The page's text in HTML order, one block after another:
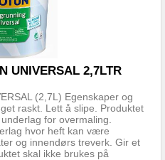
(2,7L) Egenskaper og
raskt. Lett å slipe. Produktet
for overmaling.
hvor heft kan være
og innendørs treverk. Gir et
skal ikke brukes på
UNIVERSAL 2,7LTR